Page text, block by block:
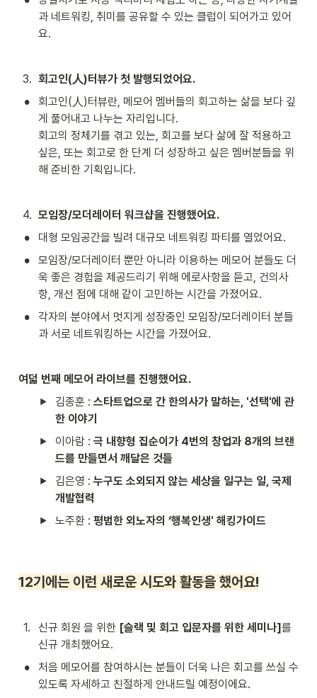
과 네트워킹, 취미를 공유할 수 있는 클럽이 되어가고 있어
요.
3. 회고인(人)터뷰가 첫 발행되었어요.
•
회고인(人)터뷰란, 메모어 멤버들의 회고하는 삶을 보다 깊
게 풀어내고 나누는 자리입니다.
회고의 정체기를 겪고 있는, 회고를 보다 삶에 잘 적용하고
싶은, 또는 회고로 한 단계 더 성장하고 싶은 멤버분들을 위
해 준비한 기획입니다.
4. 모임장/모더레이터 워크샵을 진행했어요.
• 대형 모임공간을 빌려 대규모 네트워킹 파티를 열었어요.
•
모임장/모더레이터 뿐만 아니라 이용하는 메모어 분들도 더
욱 좋은 경험을 제공드리기 위해 에로사항을 듣고, 건의사
항, 개선 점에 대해 같이 고민하는 시간을 가졌어요.
•
각자의 분야에서 멋지게 성장중인 모임장/모더레이터 분들
과 서로 네트워킹하는 시간을 가졌어요.
여덟 번째 메모어 라이브를 진행했어요.
김종훈 : 스타트업으로 간 한의사가 말하는, '선택'에 관
한 이야기
이아람 : 극 내향형 집순이가 4번의 창업과 8개의 브랜
드를 만들면서 깨달은 것들
김은영 : 누구도 소외되지 않는 세상을 일구는 일, 국제
개발협력
노주환 : 평범한 외노자의 ‘행복인생' 해킹가이드
12기에는 이런 새로운 시도와 활동을 했어요!
1. 신규 회원 을 위한 [슬랙 및 회고 입문자를 위한 세미나]를
신규 개최했어요.
•
처음 메모어를 참여하시는 분들이 더욱 나은 회고를 쓰실 수
있도록 자세하고 친절하게 안내드릴 예정이에요.